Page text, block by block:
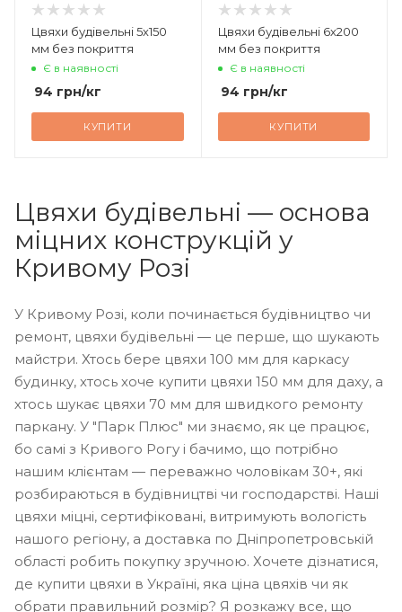
Цвяхи будівельні 5х150
мм без покриття
Є в наявності
94 грн/кг
КУПИТИ
Цвяхи будівельні 6х200
мм без покриття
Є в наявності
94 грн/кг
КУПИТИ
Цвяхи будівельні — основа
міцних конструкцій у
Кривому Розі
У Кривому Розі, коли починається будівництво чи
ремонт, цвяхи будівельні — це перше, що шукають
майстри. Хтось бере цвяхи 100 мм для каркасу
будинку, хтось хоче купити цвяхи 150 мм для даху, а
хтось шукає цвяхи 70 мм для швидкого ремонту
паркану. У "Парк Плюс" ми знаємо, як це працює,
бо самі з Кривого Рогу і бачимо, що потрібно
нашим клієнтам — переважно чоловікам 30+, які
розбираються в будівництві чи господарстві. Наші
цвяхи міцні, сертифіковані, витримують вологість
нашого регіону, а доставка по Дніпропетровській
області робить покупку зручною. Хочете дізнатися,
де купити цвяхи в Україні, яка ціна цвяхів чи як
обрати правильний розмір? Я розкажу все, що